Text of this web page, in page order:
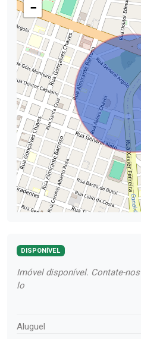
−
DISPONÍVEL
Imóvel disponível. Contate-
lo
Aluguel